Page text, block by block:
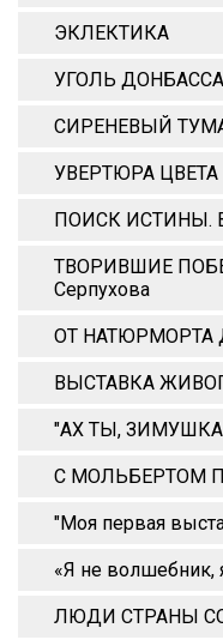
ЭКЛЕКТИКА
УГОЛЬ ДОНБАССА
СИРЕНЕВЫЙ
УВЕРТЮРА ЦВЕТА
ПОИСК ИСТИНЫ.
ТВОРИВШИЕ
Серпухова
ОТ НАТЮРМОРТА
ВЫСТАВКА
"АХ ТЫ,
С МОЛЬБЕРТОМ
"Моя первая
«Я не волшебник,
ЛЮДИ СТРАНЫ